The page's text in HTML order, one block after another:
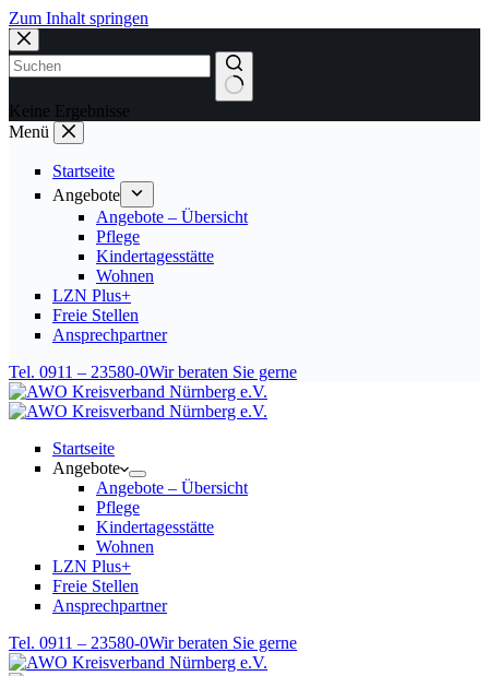
Zum Inhalt springen
Keine Ergebnisse
Menü
Startseite
Angebote
Angebote – Übersicht
Pflege
Kindertagesstätte
Wohnen
LZN Plus+
Freie Stellen
Ansprechpartner
Tel. 0911 – 23580-0Wir beraten Sie gerne
Startseite
Angebote
Angebote – Übersicht
Pflege
Kindertagesstätte
Wohnen
LZN Plus+
Freie Stellen
Ansprechpartner
Tel. 0911 – 23580-0Wir beraten Sie gerne